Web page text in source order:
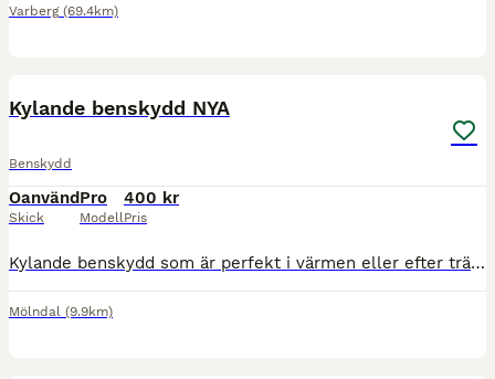
Varberg (69.4km)
Kylande benskydd NYA
Benskydd
Oanvänd
Skick
Pro
Modell
400 kr
Pris
Kylande benskydd som är perfekt i värmen eller efter träning. Köpte fel storlek och inte hunnit skicka tillbaka. Mina år inte ens provade eller medtagna till stallet.
Mölndal (9.9km)